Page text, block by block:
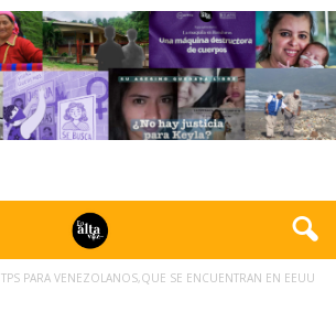
TPS PARA VENEZOLANOS,QUE SE ENCUENTRAN EN EEUU